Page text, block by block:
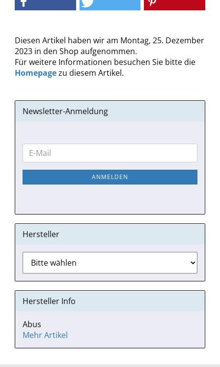
Diesen Artikel haben wir am Montag, 25. Dezember
2023 in den Shop aufgenommen.
Für weitere Informationen besuchen Sie bitte die
Homepagezu diesem Artikel.
Newsletter-Anmeldung
WEITER
ZUR
NEWSLETTER-
E-
Mail
ANMELDEN
Hersteller
Hersteller Info
Abus
Mehr Artikel